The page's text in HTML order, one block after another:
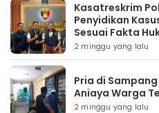
Kasatreskrim
Penyidikan
Sesuai Fakta
2 minggu yang lalu
Pria di
Aniaya Warga
2 minggu yang lalu